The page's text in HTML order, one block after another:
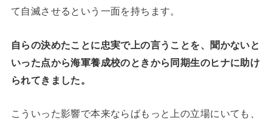
て自滅させるという一面を持ちます。
自らの決めたことに忠実で上の言うことを、聞かないと
いった点から海軍養成校のときから同期生のヒナに助け
られてきました。
こういった影響で本来ならばもっと上の立場にいても、